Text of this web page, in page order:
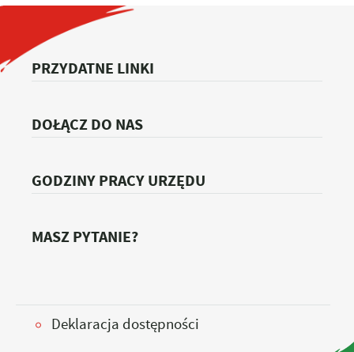
PRZYDATNE LINKI
DOŁĄCZ DO NAS
GODZINY PRACY URZĘDU
MASZ PYTANIE?
Deklaracja dostępności